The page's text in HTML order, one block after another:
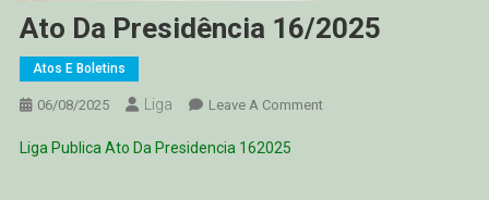
Ato Da Presidência 16/2025
Atos E Boletins
06/08/2025 Liga Leave A CommentOn
Liga Publica Ato Da Presidencia 162025